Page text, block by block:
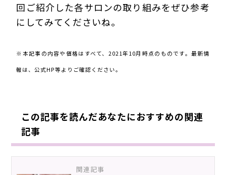
回ご紹介した各サロンの取り組みをぜひ参考
にしてみてくださいね。
※本記事の内容や価格はすべて、2021年10月時点のものです。最新情
報は、公式HP等よりご確認ください。
この記事を読んだあなたにおすすめの関連
記事
関連記事